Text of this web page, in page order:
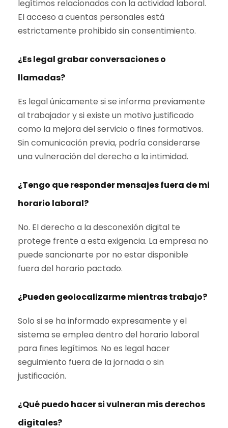
legítimos relacionados con la actividad laboral.
El acceso a cuentas personales está
estrictamente prohibido sin consentimiento.
¿Es legal grabar conversaciones o
llamadas?
Es legal únicamente si se informa previamente
al trabajador y si existe un motivo justificado
como la mejora del servicio o fines formativos.
Sin comunicación previa, podría considerarse
una vulneración del derecho a la intimidad.
¿Tengo que responder mensajes fuera de mi
horario laboral?
No. El derecho a la desconexión digital te
protege frente a esta exigencia. La empresa no
puede sancionarte por no estar disponible
fuera del horario pactado.
¿Pueden geolocalizarme mientras trabajo?
Solo si se ha informado expresamente y el
sistema se emplea dentro del horario laboral
para fines legítimos. No es legal hacer
seguimiento fuera de la jornada o sin
justificación.
¿Qué puedo hacer si vulneran mis derechos
digitales?